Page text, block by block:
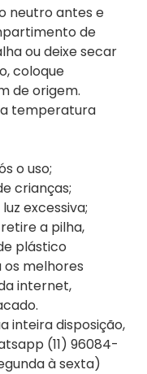
neutro antes e
de
ou deixe secar
coloque
de origem.
temperatura
o uso;
crianças;
excessiva;
retire a pilha,
plástico
melhores
internet,
inteira disposição,
(11) 96084-
à sexta)